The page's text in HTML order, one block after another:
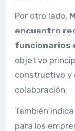
Por otro lado,
encuentro
funcionarios
objetivo
constructivo y
colaboración.
También
para los